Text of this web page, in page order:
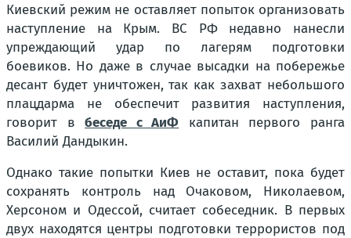
Киевский режим не оставляет попыток организовать
наступление на Крым. ВС РФ недавно нанесли
упреждающий удар по лагерям подготовки
боевиков. Но даже в случае высадки на побережье
десант будет уничтожен, так как захват небольшого
плацдарма не обеспечит развития наступления,
говорит вбеседе с АиФ капитан первого ранга
Василий Дандыкин.
Однако такие попытки Киев не оставит, пока будет
сохранять контроль над Очаковом, Николаевом,
Херсоном и Одессой, считает собеседник. В первых
двух находятся центры подготовки террористов под